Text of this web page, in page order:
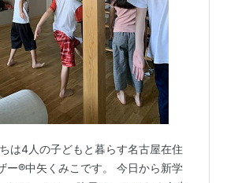
は4人の子どもと暮らす名古屋在住
ー®︎中矢くみこです。 今日から新学